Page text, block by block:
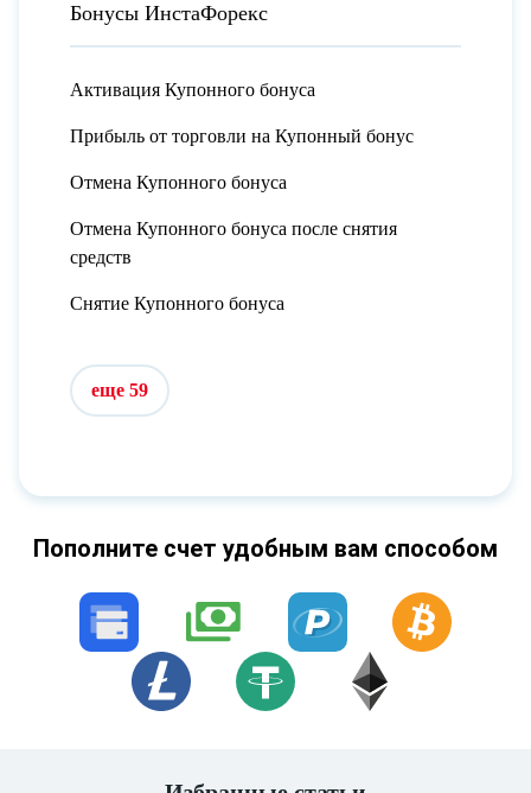
Бонусы ИнстаФорекс
Активация Купонного бонуса
Прибыль от торговли на Купонный бонус
Отмена Купонного бонуса
Отмена Купонного бонуса после снятия
средств
Снятие Купонного бонуса
еще 59
Пополните счет удобным вам способом